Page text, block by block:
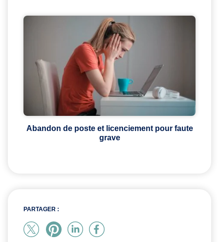
Abandon de poste et licenciement pour faute
grave
PARTAGER :